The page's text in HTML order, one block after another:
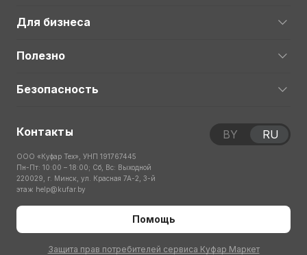
Для бизнеса
Полезно
Безопасность
Контакты
ООО «Куфар Тех», УНП 191767445
Пн-Пт: 10:00 – 18:00; Сб, Вс: Выходной
220029, г. Минск, ул. Красная 7А-2, 3-й
этаж help@kufar.by
Помощь
Защита прав потребителей сервиса Куфар Маркет
BY RU